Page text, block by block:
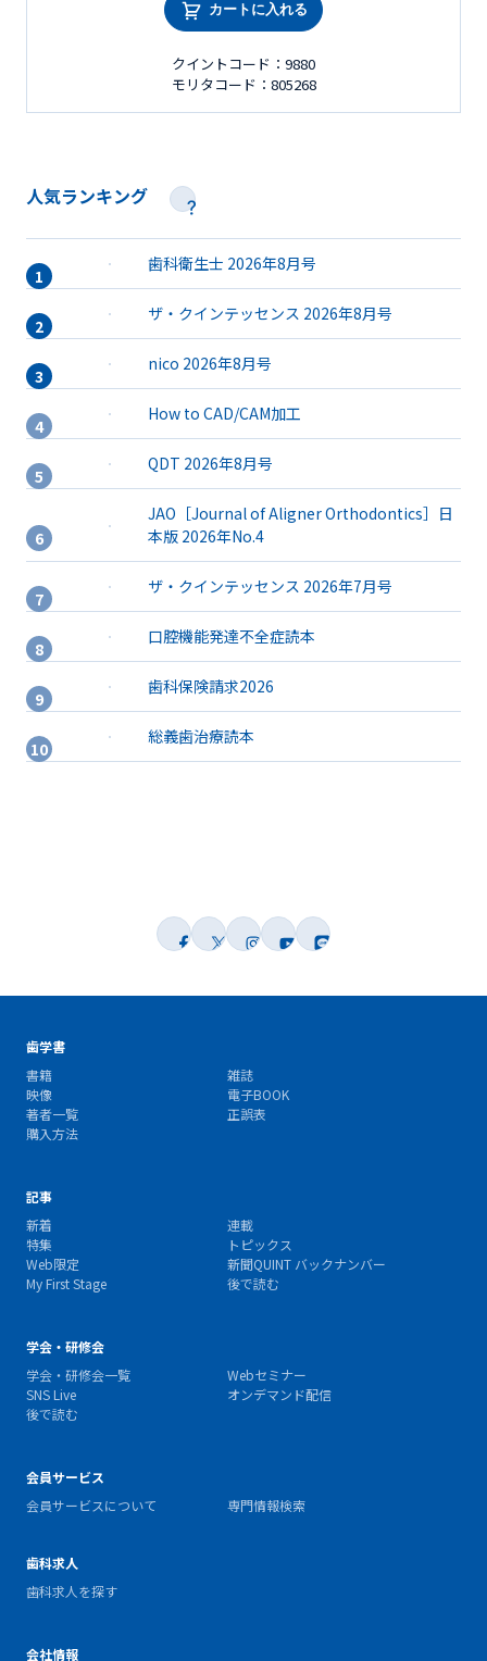
カートに入れる
クイントコード：9880
モリタコード：805268
人気ランキング
歯科衛生士 2026年8月号
ザ・クインテッセンス 2026年8月号
nico 2026年8月号
How to CAD/CAM加工
QDT 2026年8月号
JAO［Journal of Aligner Orthodontics］日
本版 2026年No.4
ザ・クインテッセンス 2026年7月号
口腔機能発達不全症読本
歯科保険請求2026
総義歯治療読本
歯学書
書籍
雑誌
映像
電子BOOK
著者一覧
正誤表
購入方法
記事
新着
連載
特集
トピックス
Web限定
新聞QUINT バックナンバー
My First Stage
後で読む
学会・研修会
学会・研修会一覧
Webセミナー
SNS Live
オンデマンド配信
後で読む
会員サービス
会員サービスについて
専門情報検索
歯科求人
歯科求人を探す
会社情報